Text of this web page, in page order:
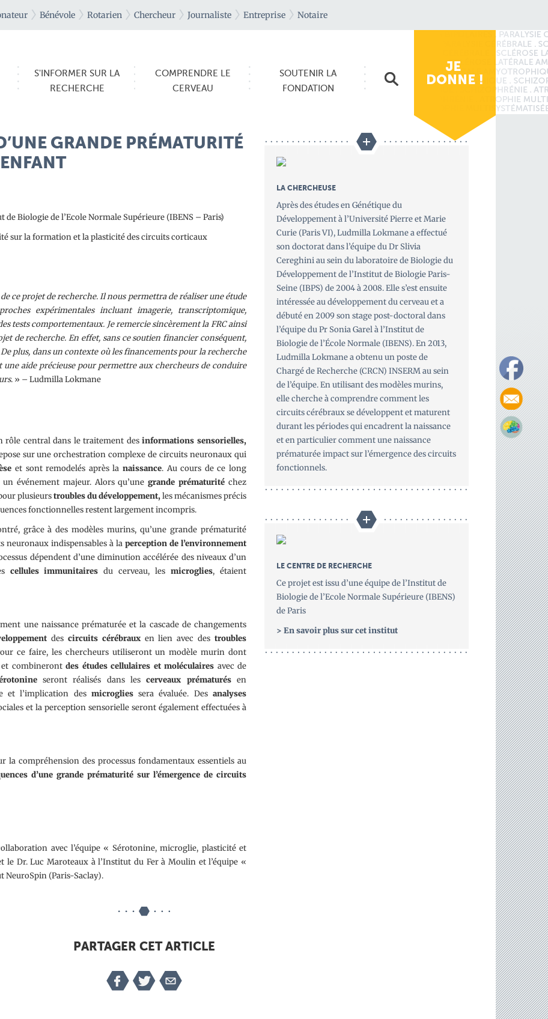
Bénévole Rotarien Chercheur Journaliste Entreprise Notaire
S'INFORMER SUR LA
RECHERCHE
COMPRENDRE LE
CERVEAU
SOUTENIR LA
FONDATION
GRANDE PRÉMATURITÉ
Biologie de l’Ecole Normale Supérieure (IBENS – Paris)
sur la formation et la plasticité des circuits corticaux
ce projet de recherche. Il nous permettra de réaliser une étude
expérimentales incluant imagerie, transcriptomique,
tests comportementaux. Je remercie sincèrement la FRC ainsi
de recherche. En effet, sans ce soutien financier conséquent,
plus, dans un contexte où les financements pour la recherche
aide précieuse pour permettre aux chercheurs de conduire
. » – Ludmilla Lokmane
rôle central dans le traitement desinformations sensorielles,
sur une orchestration complexe de circuits neuronaux qui
et sont remodelés après la naissance. Au cours de ce long
événement majeur. Alors qu’unegrande prématurité chez
plusieurstroubles du développement,les mécanismes précis
fonctionnelles restent largement incompris.
grâce à des modèles murins, qu’une grande prématurité
neuronaux indispensables à la perception de l’environnement
dépendent d’une diminution accélérée des niveaux d’un
cellules immunitaires du cerveau, lesmicroglies, étaient
une naissance prématurée et la cascade de changements
des circuits cérébrauxen lien avec destroubles
ce faire, les chercheurs utiliseront un modèle murin dont
et combineront des études cellulaires et moléculaires avec de
seront réalisés dans lescerveaux prématurésen
et l’implication des microgliessera évaluée. Desanalyses
et la perception sensorielle seront également effectuées à
la compréhension des processus fondamentaux essentiels au
d’une grande prématurité sur l’émergence de circuits
avec l’équipe « Sérotonine, microglie, plasticité et
Dr. Luc Maroteaux à l’Institut du Fer à Moulin et l’équipe «
NeuroSpin (Paris-Saclay).
LA CHERCHEUSE
Après des études en Génétique du
Développement à l’Université Pierre et Marie
Curie (Paris VI), Ludmilla Lokmane a effectué
son doctorat dans l’équipe du Dr Slivia
Cereghini au sein du laboratoire de Biologie du
Développement de l’Institut de Biologie Paris-
Seine (IBPS) de 2004 à 2008. Elle s’est ensuite
intéressée au développement du cerveau et a
débuté en 2009 son stage post-doctoral dans
l’équipe du Pr Sonia Garel à l’Institut de
Biologie de l’École Normale (IBENS). En 2013,
Ludmilla Lokmane a obtenu un poste de
Chargé de Recherche (CRCN) INSERM au sein
de l’équipe. En utilisant des modèles murins,
elle cherche à comprendre comment les
circuits cérébraux se développent et maturent
durant les périodes qui encadrent la naissance
et en particulier comment une naissance
prématurée impact sur l’émergence des circuits
fonctionnels.
LE CENTRE DE RECHERCHE
Ce projet est issu d’une équipe de l’Institut de
Biologie de l’Ecole Normale Supérieure (IBENS)
de Paris
> Ensavoir plus sur cet institut
PARTAGER CET ARTICLE